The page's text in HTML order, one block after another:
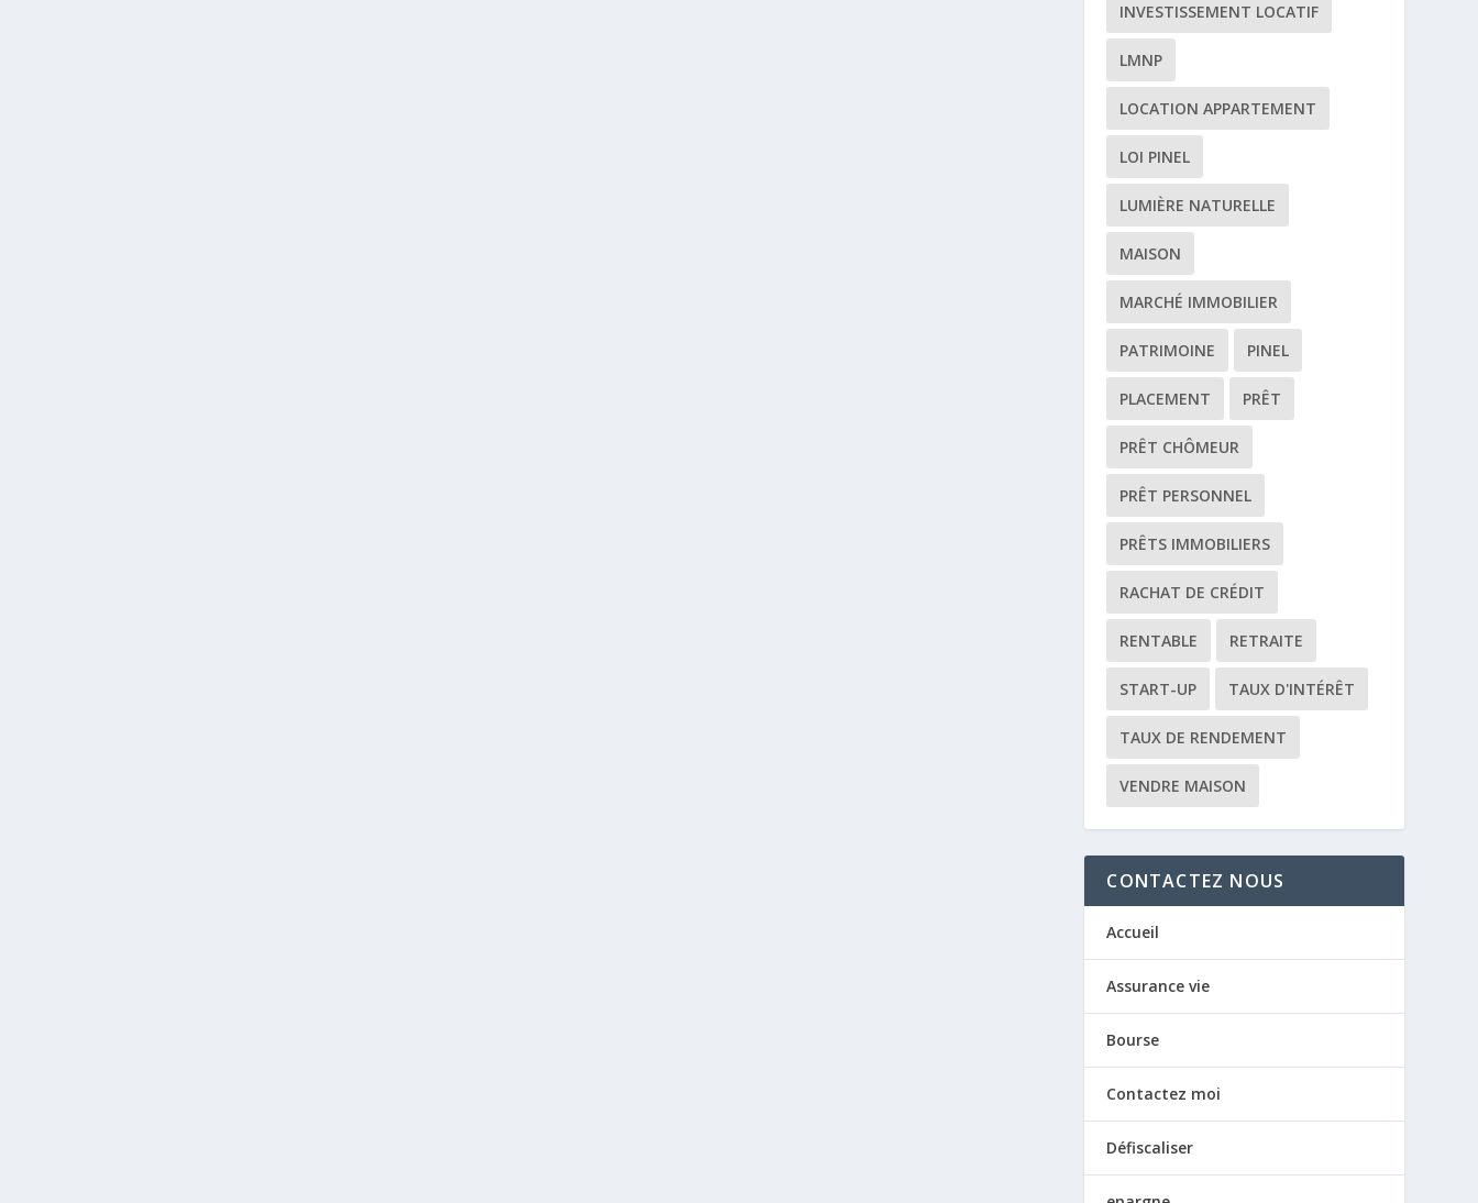
INVESTISSEMENT LOCATIF
LMNP
LOCATION APPARTEMENT
LOI PINEL
LUMIÈRE NATURELLE
MAISON
MARCHÉ IMMOBILIER
PATRIMOINE PINEL
PLACEMENT PRÊT
PRÊT CHÔMEUR
PRÊT PERSONNEL
PRÊTS IMMOBILIERS
RACHAT DE CRÉDIT
RENTABLE RETRAITE
START-UP TAUX D'INTÉRÊT
TAUX DE RENDEMENT
VENDRE MAISON
CONTACTEZ NOUS
Accueil
Assurance vie
Bourse
Contactez moi
Défiscaliser